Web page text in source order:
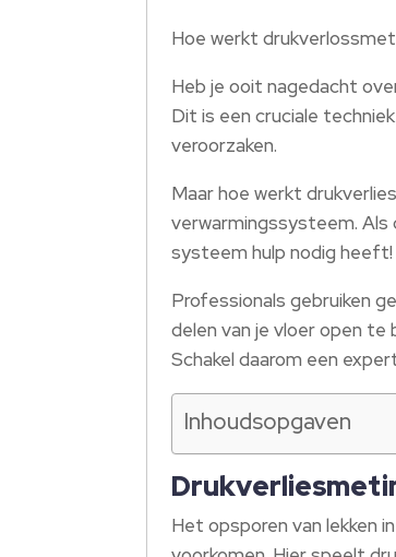
Hoe werkt
Heb je ooit nagedacht
Dit is een cruciale
veroorzaken.
Maar hoe werkt
verwarmingssysteem. Als
systeem hulp nodig heeft!
Professionals gebruiken
delen van je vloer open
Schakel daarom een
Inhoudsopgaven
Het opsporen van lekken